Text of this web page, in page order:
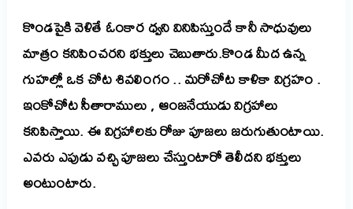
కొండపైకి వెళితే ఓంకార ధ్వని వినిపిస్తుందే కానీ సాధువులు
మాత్రం కనిపించరని భక్తులు చెబుతారు.కొండ మీద ఉన్న
గుహల్లో ఒక చోట శివలింగం .. మరోచోట కాళికా విగ్రహం .
ఇంకోచోట సీతారాములు , ఆంజనేయుడు విగ్రహాలు
కనిపిస్తాయి. ఈ విగ్రహాలకు రోజు పూజలు జరుగుతుంటాయి.
ఎవరు ఎపుడు వచ్చి పూజలు చేస్తుంటారో తెలీదని భక్తులు
అంటుంటారు.